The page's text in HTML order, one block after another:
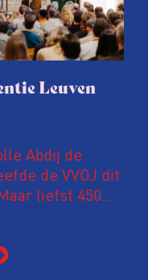
Leuven
Abdij de
de VVOJ dit
liefst 450
te ontmoeten.